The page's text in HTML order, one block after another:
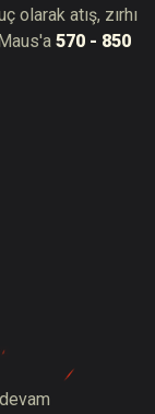
olarak atış, zırhı
570 - 850